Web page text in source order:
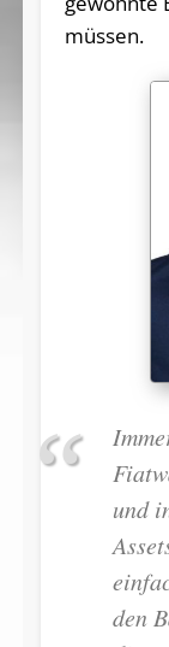
müssen.
und
den